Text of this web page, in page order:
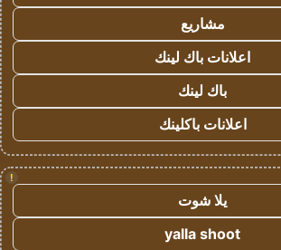
مشاريع
اعلانات باك لينك
باك لينك
اعلانات باكلينك
!
يلا شوت
yalla shoot